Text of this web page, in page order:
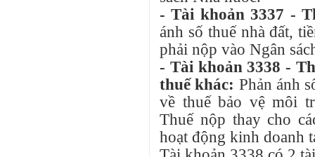
- Tài khoản 3337 -
ánh số thuế nhà đất,
phải nộp vào Ngân
- Tài khoản 3338 -
thuế khác: Phản ánh
về thuế bảo vệ môi
Thuế nộp thay cho
hoạt động kinh doanh